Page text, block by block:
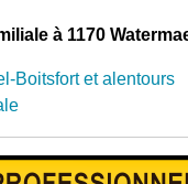
à 1170
Boitsfort et alentours